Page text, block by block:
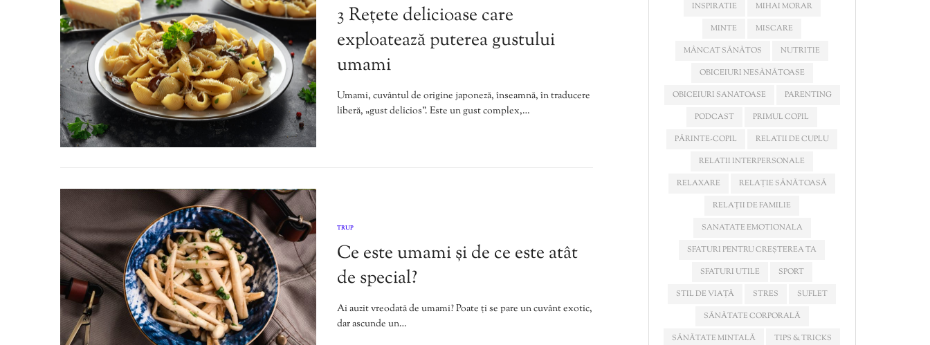
3 Rețete delicioase care
exploatează puterea gustului
umami
Umami, cuvântul de origine japoneză, înseamnă, în traducere
liberă, „gust delicios”. Este un gust complex,…
TRUP
Ce este umami și de ce este atât
de special?
Ai auzit vreodată de umami? Poate ți se pare un cuvânt exotic,
dar ascunde un…
INSPIRATIE
MIHAI MORAR
MINTE
MISCARE
MÂNCAT SĂNĂTOS
NUTRITIE
OBICEIURI NESĂNĂTOASE
OBICEIURI SANATOASE
PARENTING
PODCAST
PRIMUL COPIL
PĂRINTE-COPIL
RELATII DE CUPLU
RELATII INTERPERSONALE
RELAXARE
RELAȚIE SĂNĂTOASĂ
RELAȚII DE FAMILIE
SANATATE EMOTIONALA
SFATURI PENTRU CREȘTEREA TA
SFATURI UTILE
SPORT
STIL DE VIAȚĂ
STRES
SUFLET
SĂNĂTATE CORPORALĂ
SĂNĂTATE MINTALĂ
TIPS & TRICKS